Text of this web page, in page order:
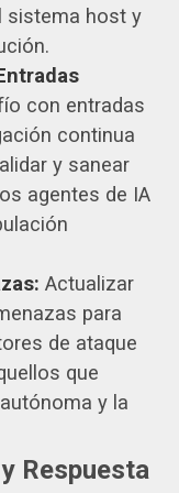
sistema host y
con entradas
continua
y sanear
agentes de IA
Actualizar
para
de ataque
que
y la
Respuesta